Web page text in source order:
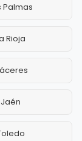
Palmas
Rioja
Jaén